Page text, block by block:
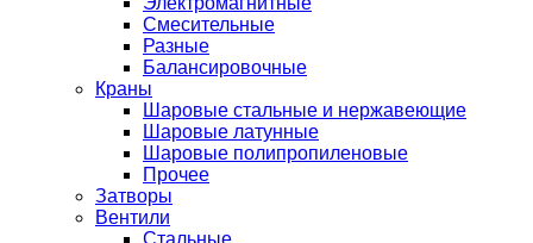
Смесительные
Разные
Балансировочные
Краны
Шаровые стальные и нержавеющие
Шаровые латунные
Шаровые полипропиленовые
Прочее
Затворы
Вентили
Стальные